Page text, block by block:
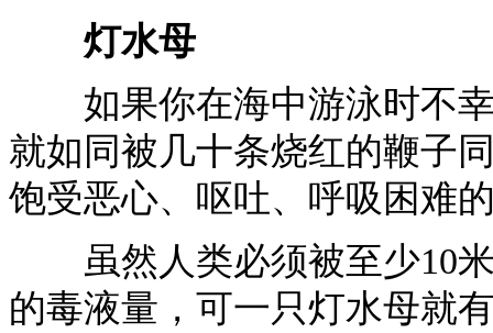
灯水母
如果你在海中游泳时不幸
就如同被几十条烧红的鞭子
饱受恶心、呕吐、呼吸困难
虽然人类必须被至少10米
的毒液量，可一只灯水母就